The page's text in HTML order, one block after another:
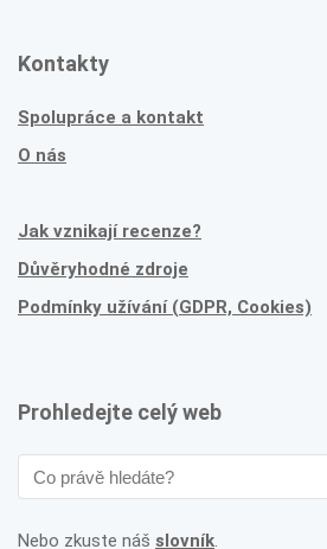
Kontakty
Spolupráce a kontakt
O nás
Jak vznikají recenze?
Důvěryhodné zdroje
Podmínky užívání (GDPR, Cookies)
Prohledejte celý web
Nebo zkuste náš slovník.